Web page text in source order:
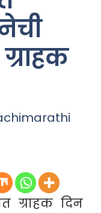
ग्राहक दिन